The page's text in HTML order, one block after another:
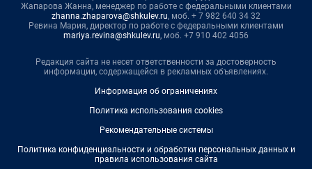
Жапарова Жанна, менеджер по работе с федеральными клиентами
zhanna.zhaparova@shkulev.ru, моб. + 7 982 640 34 32
Ревина Мария, директор по работе с федеральными клиентами
mariya.revina@shkulev.ru, моб. +7 910 402 4056
Редакция сайта не несет ответственности за достоверность
информации, содержащейся в рекламных объявлениях.
Информация об ограничениях
Политика использования cookies
Рекомендательные системы
Политика конфиденциальности и обработки персональных данных и
правила использования сайта